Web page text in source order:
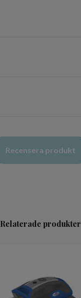
Recensera produkt
Relaterade produkter